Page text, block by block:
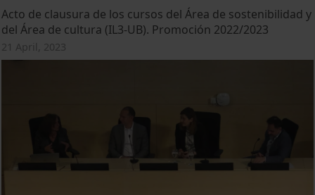
Acto de clausura de los cursos del Área de sostenibilidad y
del Área de cultura (IL3-UB). Promoción 2022/2023
21 April, 2023